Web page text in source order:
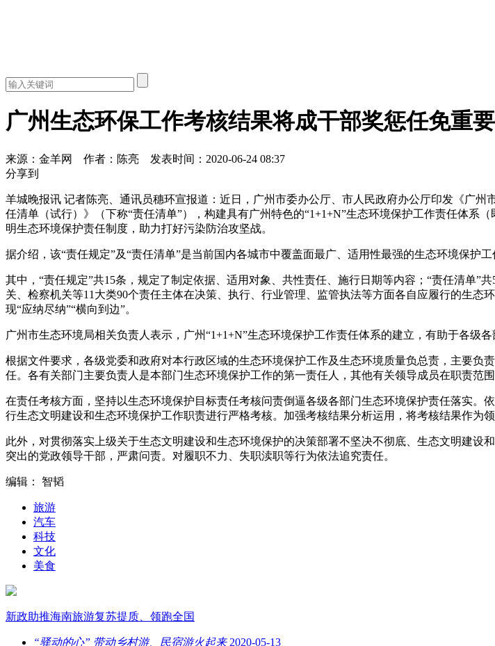
广州生态环保工作考核结果将成干部奖惩任免重
来源：金羊网 作者：陈亮
发表时间：2020-06-24 08:37
分享到
羊城晚报讯 记者陈亮、通讯员穗环宣报道：近日，广州市委办公厅、市人民政府办公厅印发《广
任清单（试行）》（下称“责任清单”），构建具有广州特色的“1+1+N”生态环境保护工作责任体系
明生态环境保护责任制度，助力打好污染防治攻坚战。
据介绍，该“责任规定”及“责任清单”是当前国内各城市中覆盖面最广、适用性最强的生态环境保护工
其中，“责任规定”共15条，规定了制定依据、适用对象、共性责任、施行日期等内容；“责任清单
关、检察机关等11大类90个责任主体在决策、执行、行业管理、监管执法等方面各自应履行的生
现“应纳尽纳”“横向到边”。
广州市生态环境局相关负责人表示，广州“1+1+N”生态环境保护工作责任体系的建立，有助于各级
根据文件要求，各级党委和政府对本行政区域的生态环境保护工作及生态环境质量负总责，主要
任。各有关部门主要负责人是本部门生态环境保护工作的第一责任人，其他有关领导成员在职责范围
在责任考核方面，坚持以生态环境保护目标责任考核问责倒逼各级各部门生态环境保护责任落实
行生态文明建设和生态环境保护工作职责进行严格考核。加强考核结果分析运用，将考核结果作为
此外，对贯彻落实上级关于生态文明建设和生态环境保护的决策部署不坚决不彻底、生态文明建
突出的党政领导干部，严肃问责。对履职不力、失职渎职等行为依法追究责任。
编辑： 智韬
旅游
汽车
科技
文化
美食
新政助推海南旅游复苏提质、领跑全国
“驿动的心” 带动乡村游、民宿游火起来 2020-05-13